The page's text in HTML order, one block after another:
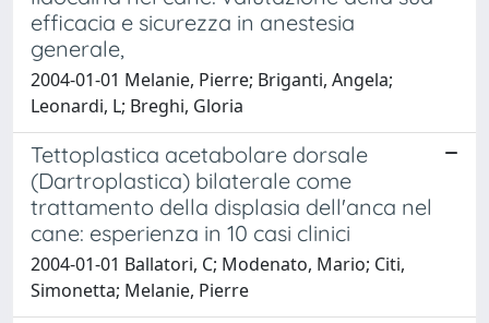
efficacia e sicurezza in anestesia
generale,
2004-01-01 Melanie, Pierre; Briganti, Angela;
Leonardi, L; Breghi, Gloria
Tettoplastica acetabolare dorsale
(Dartroplastica) bilaterale come
trattamento della displasia dell'anca nel
cane: esperienza in 10 casi clinici
2004-01-01 Ballatori, C; Modenato, Mario; Citi,
Simonetta; Melanie, Pierre